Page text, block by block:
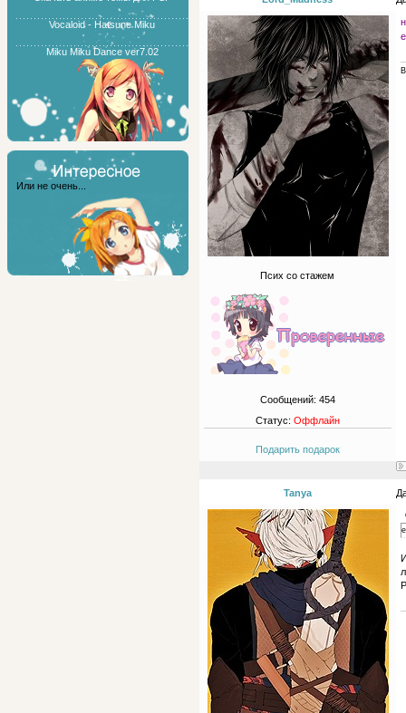
Vocaloid - Hatsune Miku
Miku Miku Dance ver7.02
Или не очень...
Псих со стажем
Сообщений: 454
Статус: Оффлайн
Подарить подарок
Tanya